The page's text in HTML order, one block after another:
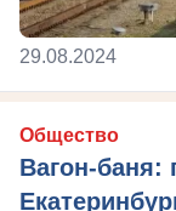
29.08.2024
Общество
Вагон-баня: